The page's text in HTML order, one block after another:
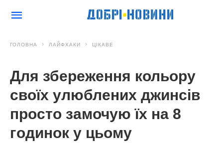
ГОЛОВНА ЛАЙФХАКИ ЦІКАВЕ
Для збереження кольору
своїх улюблених джинсів
просто замочую їх на 8
годинок у цьому